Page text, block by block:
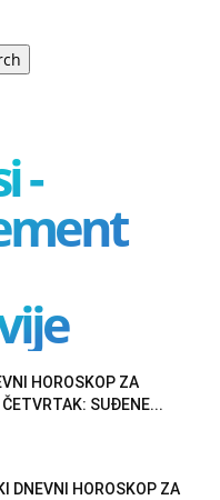
-
HOROSKOP ZA
ČETVRTAK: SUĐENE...
DNEVNI HOROSKOP ZA